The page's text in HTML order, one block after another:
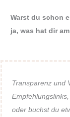
Warst du schon
ja, was hat dir
Transparenz und
oder buchst du